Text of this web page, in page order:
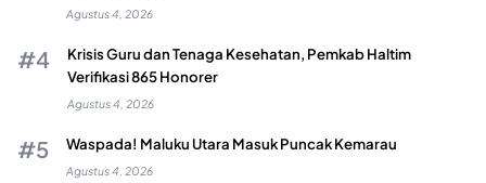
Agustus 4, 2026
Krisis Guru dan Tenaga Kesehatan, Pemkab Haltim
Verifikasi 865 Honorer
Agustus 4, 2026
Waspada! Maluku Utara Masuk Puncak Kemarau
Agustus 4, 2026